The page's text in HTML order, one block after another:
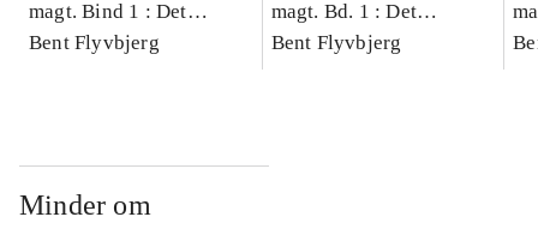
magt. Bind 1 : Det
konkretes videnskab
Bent Flyvbjerg
magt. Bd. 1 : Det
konkretes videnskab
Bent Flyvbjerg
Minder om